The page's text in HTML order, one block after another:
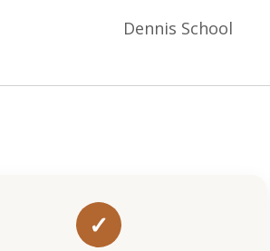
Dennis School
✓